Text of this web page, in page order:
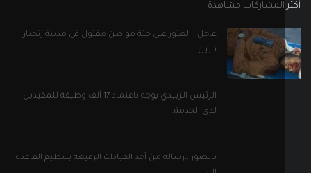
المشاركات مشاهدة
عاجل | العثور على جثة مواطن مقتول في مدينة زنجبار
بابين
الرئيس الزبيدي يوجه باعتماد 17 ألف وظيفة للمقيدين
لدى الخدمة...
بالصور ..رسالة من أحد القيادات الرفيعة بتنظيم القاعدة